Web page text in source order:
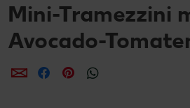
Mini-Tramezzini
Avocado-
per E-Mail teilen
per Facebook teilen
per Pinterest teilen